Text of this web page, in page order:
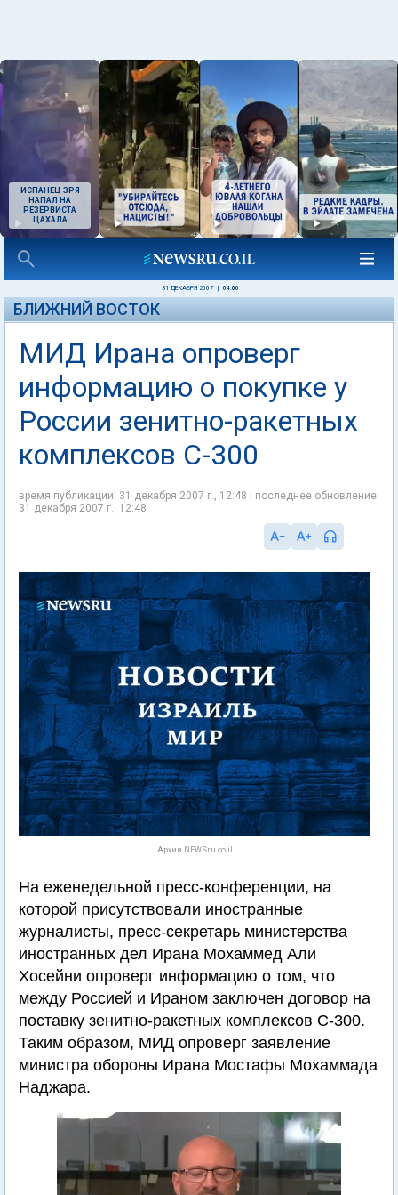
ИСПАНЕЦ ЗРЯ
НАПАЛ НА
РЕЗЕРВИСТА
ЦАХАЛА
31 ДЕКАБРЯ 2007 04:00
БЛИЖНИЙ ВОСТОК
МИД Ирана опроверг
информацию о покупке у
России зенитно-ракетных
комплексов C-300
время публикации: 31 декабря 2007 г., 12:48 | последнее обновление:
31 декабря 2007 г., 12:48
Архив NEWSru.co.il
На еженедельной пресс-конференции, на
которой присутствовали иностранные
журналисты, пресс-секретарь министерства
иностранных дел Ирана Мохаммед Али
Хосейни опроверг информацию о том, что
между Россией и Ираном заключен договор на
поставку зенитно-ракетных комплексов C-300.
Таким образом, МИД опроверг заявление
министра обороны Ирана Мостафы Мохаммада
Наджара.